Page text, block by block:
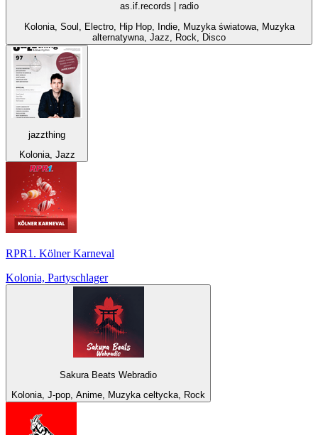
as.if.records | radio
Kolonia, Soul, Electro, Hip Hop, Indie, Muzyka światowa, Muzyka
alternatywna, Jazz, Rock, Disco
jazzthing
Kolonia, Jazz
RPR1. Kölner Karneval
Kolonia, Partyschlager
Sakura Beats Webradio
Kolonia, J-pop, Anime, Muzyka celtycka, Rock